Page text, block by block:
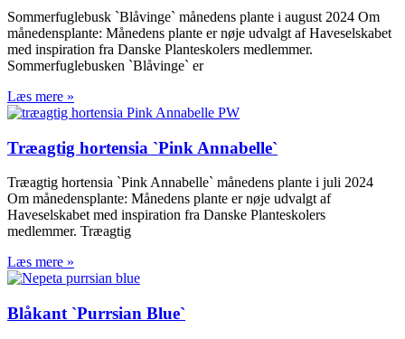
Sommerfuglebusk `Blåvinge` månedens plante i august 2024 Om
månedensplante: Månedens plante er nøje udvalgt af Haveselskabet
med inspiration fra Danske Planteskolers medlemmer.
Sommerfuglebusken `Blåvinge` er
Læs mere »
Træagtig hortensia `Pink Annabelle`
Træagtig hortensia `Pink Annabelle` månedens plante i juli 2024
Om månedensplante: Månedens plante er nøje udvalgt af
Haveselskabet med inspiration fra Danske Planteskolers
medlemmer. Træagtig
Læs mere »
Blåkant `Purrsian Blue`